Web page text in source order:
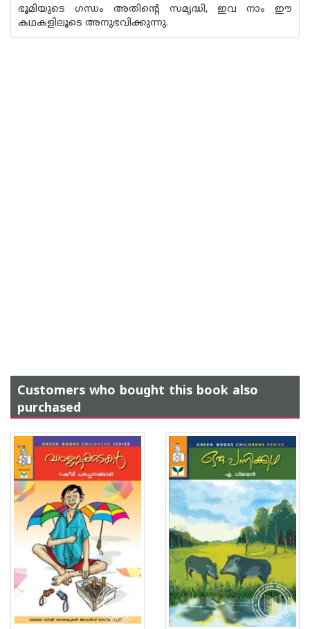
ഭൂമിയുടെ ഗന്ധം അതിന്റെ സമൃദ്ധി, ഇവ നാം ഈ
കഥകളിലൂടെ അനുഭവിക്കുന്നു.
Customers who bought this book also
purchased